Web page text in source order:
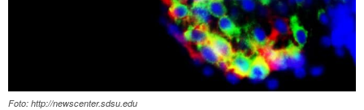
Foto: http://newscenter.sdsu.edu